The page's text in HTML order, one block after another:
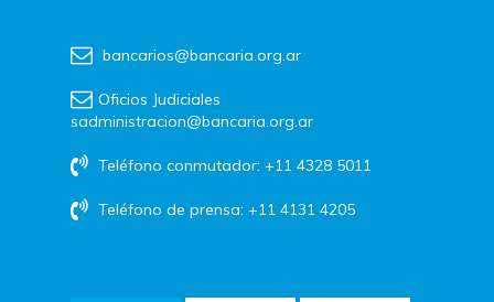
bancarios@bancaria.org.ar
Oficios Judiciales
sadministracion@bancaria.org.ar
Teléfono conmutador: +11 4328 5011
Teléfono de prensa: +11 4131 4205